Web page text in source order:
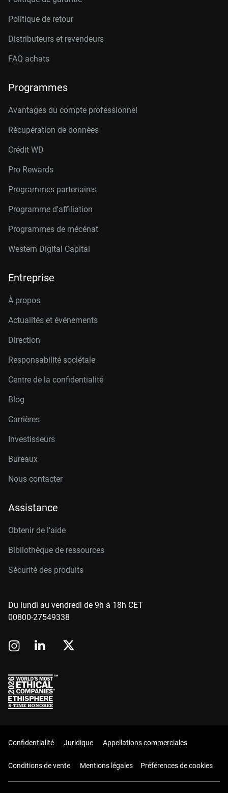
Politique de retour
Distributeurs et revendeurs
FAQ achats
Programmes
Avantages du compte professionnel
Récupération de données
Crédit WD
Pro Rewards
Programmes partenaires
Programme d'affiliation
Programmes de mécénat
Western Digital Capital
Entreprise
À propos
Actualités et événements
Direction
Responsabilité sociétale
Centre de la confidentialité
Blog
Carrières
Investisseurs
Bureaux
Nous contacter
Assistance
Obtenir de l'aide
Bibliothèque de ressources
Sécurité des produits
Du lundi au vendredi de 9h à 18h CET
00800-27549338
Confidentialité Juridique Appellations commerciales
Conditions de vente Mentions légales Préférences de cookies